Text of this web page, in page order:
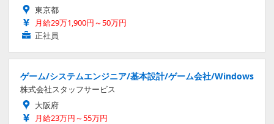
東京都
月給29万1,900円～50万円
正社員
ゲーム/システムエンジニア/基本設計/ゲーム会社/Windows
株式会社スタッフサービス
大阪府
月給23万円～55万円